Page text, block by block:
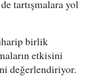
tartışmalara yol
birlik
etkisini
değerlendiriyor.